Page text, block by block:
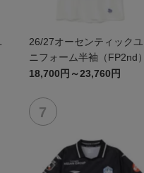
26/27オーセンティックユ
ニフォーム半袖（FP2nd）
18,700円～23,760円